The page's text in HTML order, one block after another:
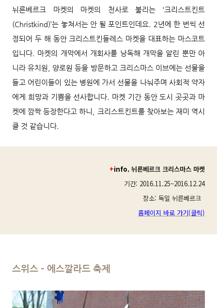
뉘른베르크 마켓의 마켓의 천사로 불리는 ‘크리스트킨트
(Christkind)’는 놓쳐서는 안 될 포인트인데요. 2년에 한 번씩 선
정되어 두 해 동안 크리스트킨들레스 마켓을 대표하는 마스코트
입니다. 마켓의 개막에서 개회사를 낭독해 개막을 알린 뿐만 아
니라 유치원, 양로원 등을 방문하고 크리스마스 이브에는 선물을
들고 어린이들이 있는 병원에 가서 선물을 나눠주며 사회적 약자
에게 희망과 기쁨을 선사합니다. 마켓 기간 동안 도시 곳곳과 마
켓에 깜짝 등장한다고 하니, 크리스트킨트를 찾아보는 재미 역시
클 것 같습니다.
+info. 뉘른베르크 크리스마스 마켓
기간: 2016.11.25~2016.12.24
장소: 독일 뉘른베르크
홈페이지 바로 가기(클릭)
스위스 – 에스깔라드 축제